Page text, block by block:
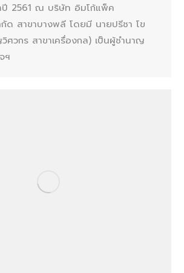
ปี 2561 ณ บริษัท อิมโก้แพ็ค
ด สาขาบางพลี โดยมี นายปรีชา โข
วกร สาขาเครื่องกล) เป็นผู้ชำนาญ
ฯ